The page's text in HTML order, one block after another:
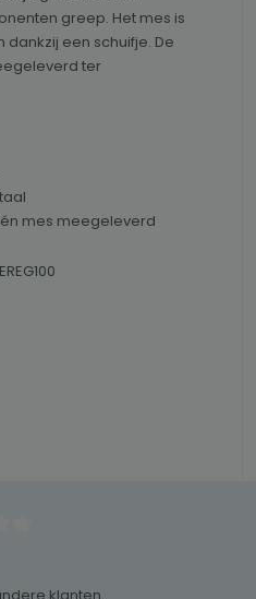
greep. Het mes is
een schuifje. De
ter
mes meegeleverd
waardering van 0 van 5 sterren
klanten.